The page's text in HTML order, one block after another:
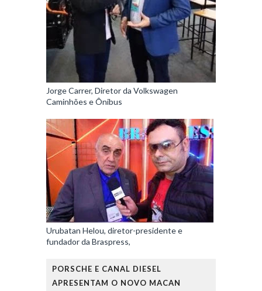
Jorge Carrer, Diretor da Volkswagen
Caminhões e Ônibus
Urubatan Helou, diretor-presidente e
fundador da Braspress,
PORSCHE E CANAL DIESEL
APRESENTAM O NOVO MACAN